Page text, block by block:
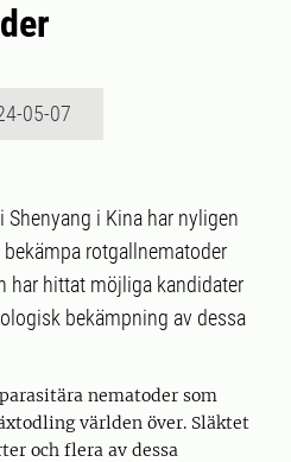
05-07
i Kina har nyligen
rotgallnematoder
har hittat möjliga kandidater
bekämpning av dessa
nematoder som
världen över. Släktet
och flera av dessa